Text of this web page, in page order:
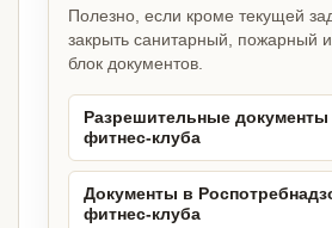
Полезно, если кроме текущей
закрыть санитарный, пожарный
блок документов.
Разрешительные документы
фитнес-клуба
Документы в
фитнес-клуба